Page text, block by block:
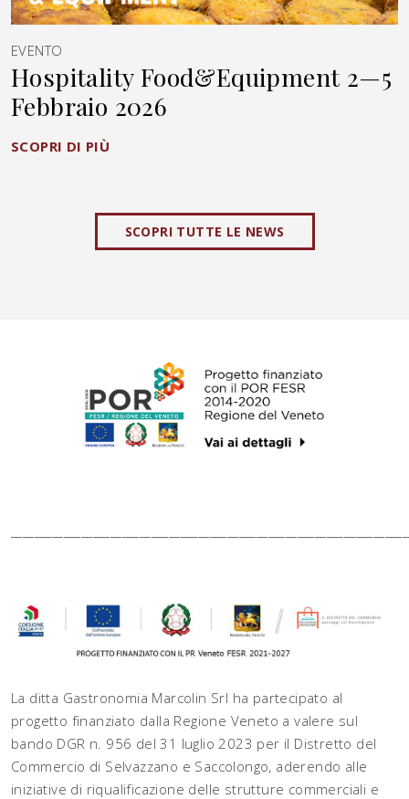
EVENTO
Hospitality Food&Equipment 2—5
Febbraio 2026
SCOPRI DI PIÙ
SCOPRI TUTTE LE NEWS
La ditta Gastronomia Marcolin Srl ha partecipato al
progetto finanziato dalla Regione Veneto a valere sul
bando DGR n. 956 del 31 luglio 2023 per il Distretto del
Commercio di Selvazzano e Saccolongo, aderendo alle
iniziative di riqualificazione delle strutture commerciali e